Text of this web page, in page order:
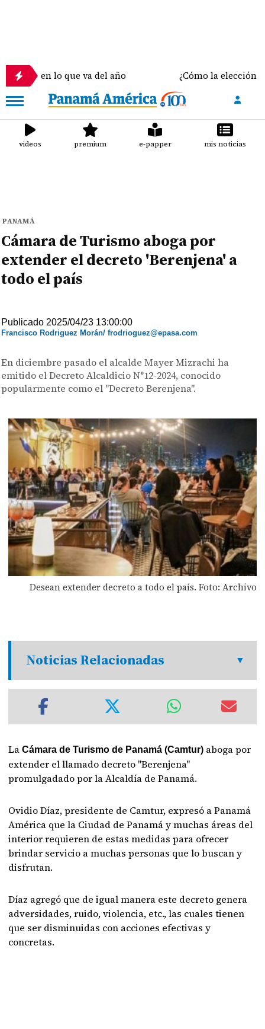
lo que va del año ¿Cómo la elección del
videos premium e-papper mis noticias
PANAMÁ
Cámara de Turismo aboga por
extender el decreto 'Berenjena' a
todo el país
Publicado 2025/04/23 13:00:00
Francisco Rodriguez Morán/ frodrioguez@epasa.com
En diciembre pasado el alcalde Mayer Mizrachi ha
emitido el Decreto Alcaldicio N°12-2024, conocido
popularmente como el "Decreto Berenjena".
Desean extender decreto a todo el país. Foto: Archivo
Noticias Relacionadas
LaCámara de Turismo de Panamá (Camtur) aboga por
extender el llamado decreto "Berenjena"
promulgadado por la Alcaldía de Panamá.
Ovidio Díaz, presidente de Camtur, expresó a Panamá
América que la Ciudad de Panamá y muchas áreas del
interior requieren de estas medidas para ofrecer
brindar servicio a muchas personas que lo buscan y
disfrutan.
Díaz agregó que de igual manera este decreto genera
adversidades, ruido, violencia, etc., las cuales tienen
que ser disminuidas con acciones efectivas y
concretas.